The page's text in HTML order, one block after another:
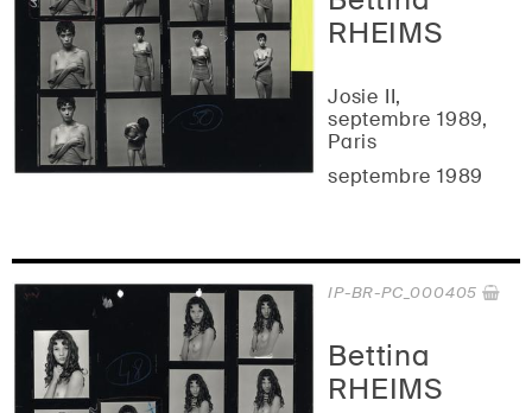
RHEIMS
Josie II,
septembre 1989,
Paris
septembre 1989
Bettina
RHEIMS
IP-BR-PC_000405